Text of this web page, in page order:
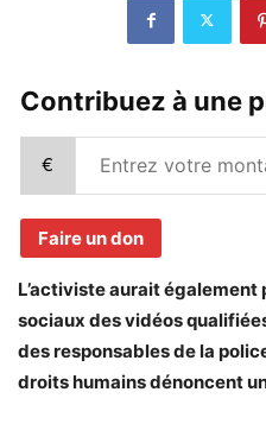
Contribuez à une
€
Faire un don
L’activiste aurait également
sociaux des vidéos
des responsables de la
droits humains dénoncent